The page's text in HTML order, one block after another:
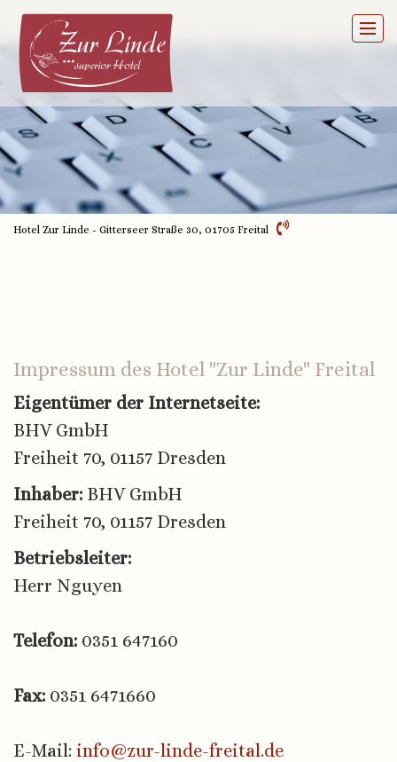
Hotel
Zimmer
Restaurants
Hotel Zur Linde - Gitterseer Straße 30, 01705 Freital
Impressum des Hotel "Zur Linde" Freital
Eigentümer der Internetseite:
BHV GmbH
Freiheit 70, 01157 Dresden
Inhaber: BHV GmbH
Freiheit 70, 01157 Dresden
Betriebsleiter:
Herr Nguyen
Telefon: 0351 647160
Fax: 0351 6471660
E-Mail: info@zur-linde-freital.de